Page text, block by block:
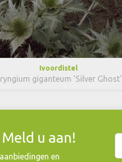
Ivoordistel
giganteum 'Silver Ghost'
u aan!
en